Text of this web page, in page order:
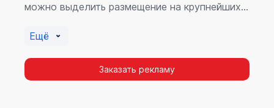
можно выделить размещение на крупнейших
пешеходному потоку расположение в прямой
повторных контактов.
Ещё
Заказать рекламу